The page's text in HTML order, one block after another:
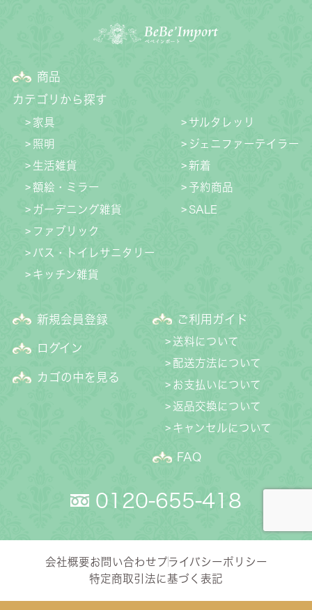
商品
カテゴリから探す
家具
照明
生活雑貨
額絵・ミラー
ガーデニング雑貨
ファブリック
バス・トイレサニタリー
キッチン雑貨
サルタレッリ
ジェニファーテイラー
新着
予約商品
SALE
新規会員登録
ログイン
カゴの中を見る
ご利用ガイド
送料について
配送方法について
お支払いについて
返品交換について
キャンセルについて
FAQ
0120-655-418
会社概要お問い合わせプライバシーポリシー
特定商取引法に基づく表記